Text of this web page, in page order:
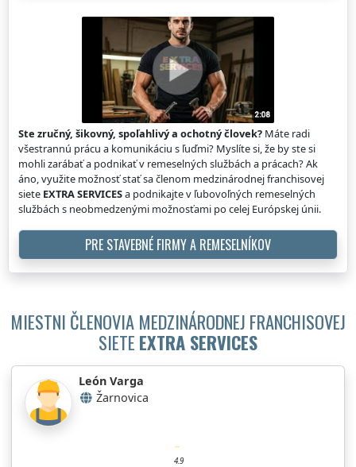
Ste zručný, šikovný, spoľahlivý a ochotný človek? Máte radi
všestrannú prácu a komunikáciu s ľuďmi? Myslíte si, že by ste si
mohli zarábať a podnikať v remeselných službách a prácach? Ak
áno, využite možnosť stať sa členom medzinárodnej franchisovej
siete EXTRA SERVICESa podnikajte v ľubovoľných remeselných
službách s neobmedzenými možnosťami po celej Európskej únii.
PRE STAVEBNÉ FIRMY A REMESELNÍKOV
MIESTNI ČLENOVIA MEDZINÁRODNEJ FRANCHISOVEJ
SIETE EXTRA SERVICES
León Varga
Žarnovica
4.9